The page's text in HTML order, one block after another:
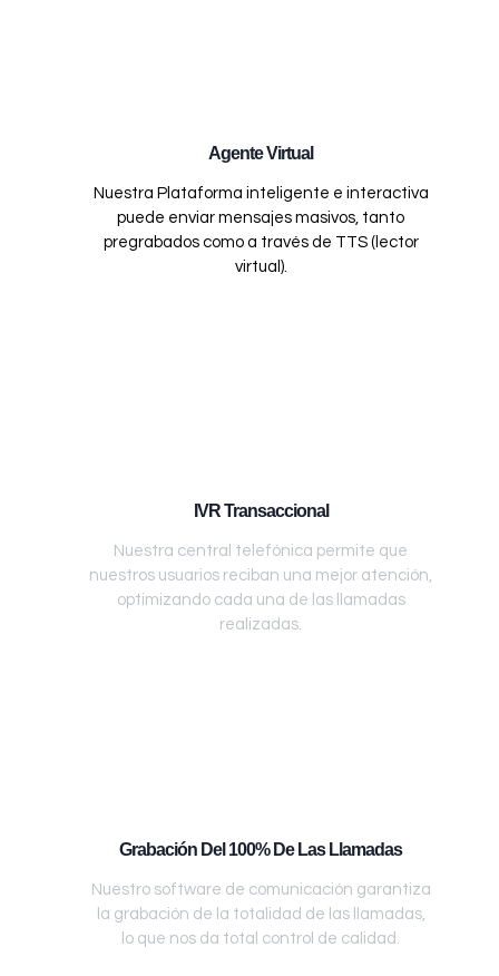
Agente Virtual
Nuestra Plataforma inteligente e interactiva
puede enviar mensajes masivos, tanto
pregrabados como a través de TTS (lector
virtual).
IVR Transaccional
Nuestra central telefónica permite que
nuestros usuarios reciban una mejor atención,
optimizando cada una de las llamadas
realizadas.
Grabación Del 100% De Las Llamadas
Nuestro software de comunicación garantiza
la grabación de la totalidad de las llamadas,
lo que nos da total control de calidad.